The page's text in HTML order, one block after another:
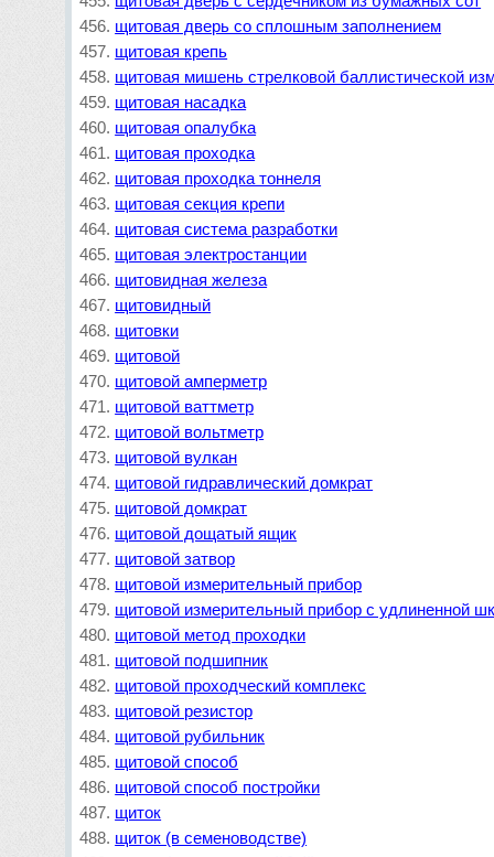
щитовая дверь со сплошным заполнением
щитовая крепь
щитовая мишень стрелковой баллистической
щитовая насадка
щитовая опалубка
щитовая проходка
щитовая проходка тоннеля
щитовая секция крепи
щитовая система разработки
щитовая электростанции
щитовидная железа
щитовидный
щитовки
щитовой
щитовой амперметр
щитовой ваттметр
щитовой вольтметр
щитовой вулкан
щитовой гидравлический домкрат
щитовой домкрат
щитовой дощатый ящик
щитовой затвор
щитовой измерительный прибор
щитовой измерительный прибор с удлиненной
щитовой метод проходки
щитовой подшипник
щитовой проходческий комплекс
щитовой резистор
щитовой рубильник
щитовой способ
щитовой способ постройки
щиток
щиток (в семеноводстве)